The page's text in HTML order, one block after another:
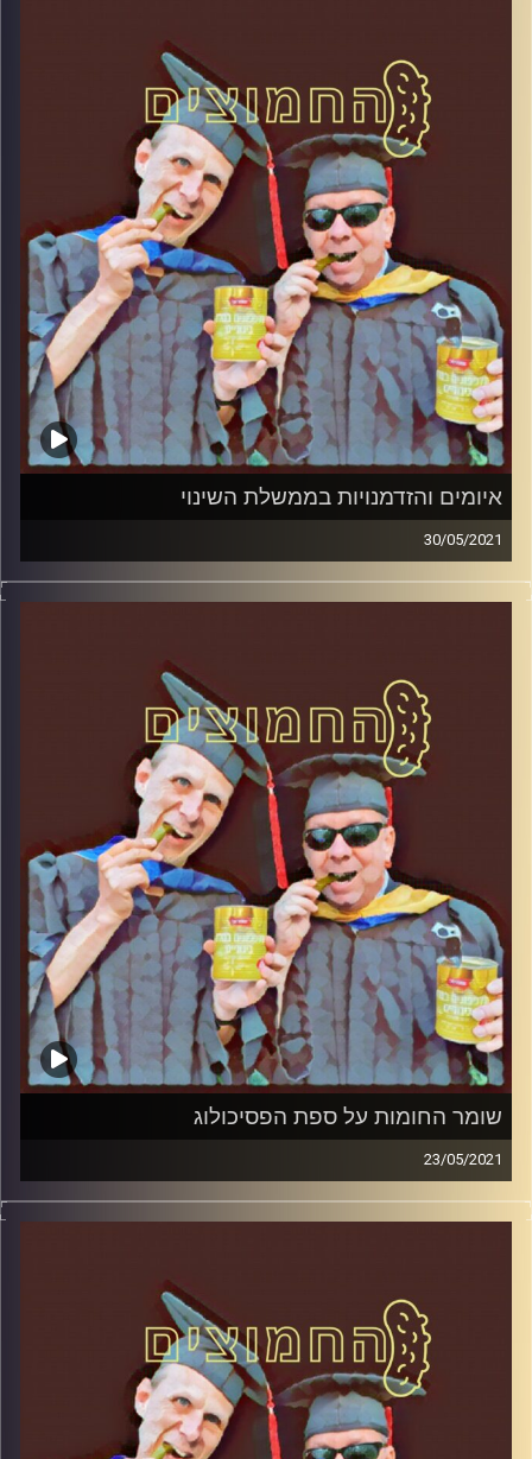
עם פרופסור בועז בן-דוד ופרופסור גלעד
הירשברגר
והפעם: צפוי שינוי! סופרים את השעות להקמת
קרדיט תמונות:AudioVersity
איומים והזדמנויות בממשלת השינוי
30/05/2021
החמוצים – בפעם הרביעית
עם פרופסור בועז בן-דוד ופרופסור גלעד
הירשברגר
והפעם: איומים והזדמנויות בממשלת השינוי
קרדיט תמונות:AudioVersity
שומר החומות על ספת הפסיכולוג
23/05/2021
החמוצים – בפעם הרביעית
עם פרופסור בועז בן-דוד ופרופסור גלעד
הירשברגר
והפעם: שומר החומות על ספת הפסיכולוג